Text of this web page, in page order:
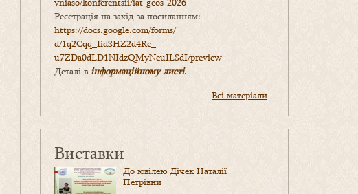
Реєстрація на захід за посиланням:
https://docs.google.com/forms/
d/1q2Cqq_IidSHZ2d4Rc_
u7ZDa0dLD1NIdzQMyNeuILSdI/preview
Деталі в інформаційному листі.
Всі матеріали
Виставки
До ювілею Дічек Наталії
Петрівни